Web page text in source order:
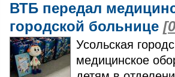
ВТБ передал
городской больнице
Усольская
медицинское